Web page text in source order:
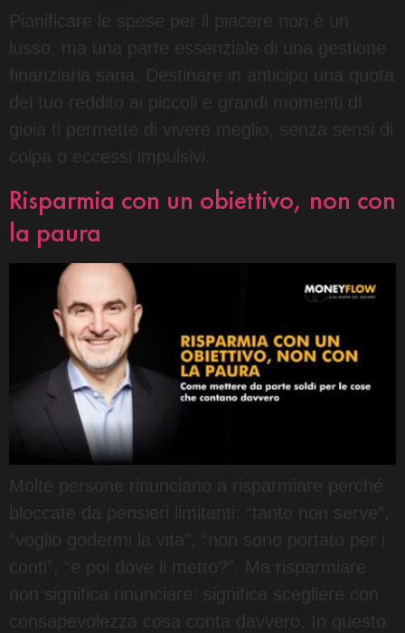
Pianificare le spese per il piacere non è un
lusso, ma una parte essenziale di una gestione
finanziaria sana. Destinare in anticipo una quota
gioia ti permette di vivere meglio, senza sensi di
colpa o eccessi impulsivi.
Risparmia con un obiettivo, non con
la paura
Molte persone rinunciano a risparmiare perché
bloccate da pensieri limitanti: “tanto non serve”,
“voglio godermi la vita”, “non sono portato per i
conti”, “e poi dove li metto?”. Ma risparmiare
non significa rinunciare: significa scegliere con
consapevolezza cosa conta davvero. In questo